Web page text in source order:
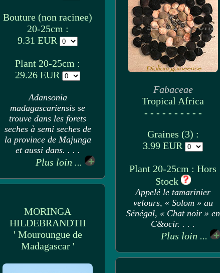
Bouture (non racinee)
20-25cm :
9.31 EUR
Plant 20-25cm :
29.26 EUR
Adansonia
madagascariensis se
trouve dans les forets
seches à semi seches de
la province de Majunga
et aussi dans. . . .
Plus loin ...
Fabaceae
Tropical Africa
- - - - - - - - - -
Graines (3) :
3.99 EUR
Plant 20-25cm : Hors
Stock
Appelé le tamarinier
velours, « Solom » au
Sénégal, « Chat noir » en
C&ocir. . . .
Plus loin ...
MORINGA
HILDEBRANDTII
' Mouroungue de
Madagascar '